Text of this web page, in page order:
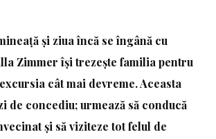
și ziua încă se îngână cu
Zimmer își trezește familia pentru
cât mai devreme. Aceasta
de concediu; urmează să conducă
și să viziteze tot felul de